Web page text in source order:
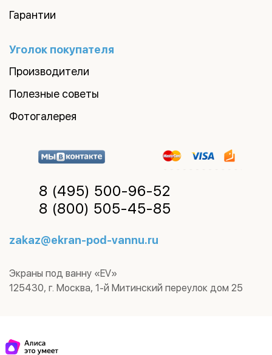
Гарантии
Уголок покупателя
Производители
Полезные советы
Фотогалерея
8 (495) 500-96-52
8 (800) 505-45-85
zakaz@ekran-pod-vannu.ru
Экраны под ванну «EV»
125430, г. Москва, 1-й Митинский переулок дом 25